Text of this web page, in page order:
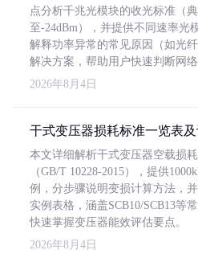
点分析千兆光模块的收光标准（
至-24dBm），并提供不同速率光
解释功率异常的常见原因（如光
解决方案，帮助用户快速判断网络
2026年8月4日
干式变压器损耗标准一览表
本文详细解析干式变压器空载损
（GB/T 10228-2015），提供
例，分步骤说明变损计算方法，
实例表格，涵盖SCB10/SCB13等
快速掌握变压器能效评估要点。
2026年8月4日